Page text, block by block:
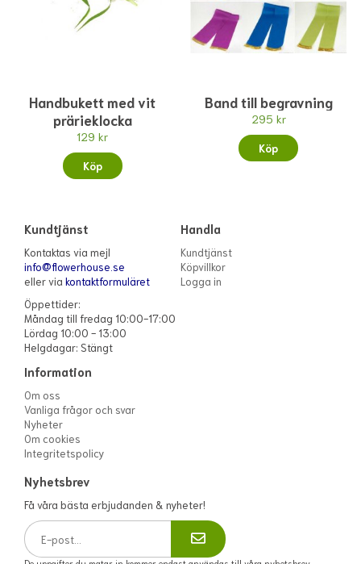
Handbukett med vit
prärieklocka
129 kr
Köp
Band till begravning
295 kr
Köp
Kundtjänst
Kontaktas via mejl
info@flowerhouse.se
eller via kontaktformuläret
Öppettider:
Måndag till fredag 10:00-17:00
Lördag 10:00 - 13:00
Helgdagar: Stängt
Handla
Kundtjänst
Köpvillkor
Logga in
Information
Om oss
Vanliga frågor och svar
Nyheter
Om cookies
Integritetspolicy
Nyhetsbrev
Få våra bästa erbjudanden & nyheter!